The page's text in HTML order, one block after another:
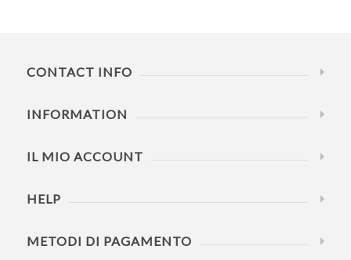
CONTACT INFO
INFORMATION
IL MIO ACCOUNT
HELP
METODI DI PAGAMENTO